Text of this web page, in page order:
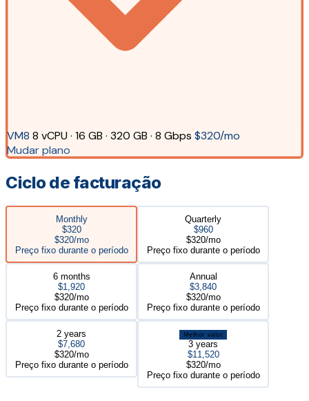
VM8 8 vCPU · 16 GB · 320 GB · 8 Gbps $320/mo
Mudar plano
Ciclo de facturação
Monthly
$320
$320/mo
Preço fixo durante o período
Quarterly
$960
$320/mo
Preço fixo durante o período
6 months
$1,920
$320/mo
Preço fixo durante o período
Annual
$3,840
$320/mo
Preço fixo durante o período
2 years
$7,680
$320/mo
Preço fixo durante o período
Melhor valor
3 years
$11,520
$320/mo
Preço fixo durante o período